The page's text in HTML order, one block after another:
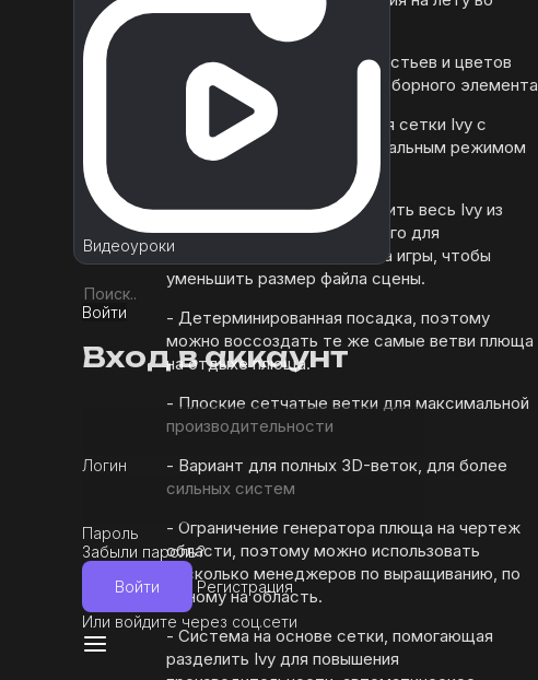
Видеоуроки
Войти
Вход в аккаунт
Логин
Пароль
Забыли пароль?
Войти
Регистрация
Или войдите через соц.сети
время выполнения
- Простая прямая замена листьев и цветов
плюща с помощью любого сборного элемента
- Чрезвычайная оптимизация сетки Ivy с
режимом per stoke или глобальным режимом
- Опция Ungrow, чтобы удалить весь Ivy из
сцены и заново вырастить его для
редактирования или запуска игры, чтобы
уменьшить размер файла сцены.
- Детерминированная посадка, поэтому
можно воссоздать те же самые ветви плюща
на отдыхе плюща.
- Плоские сетчатые ветки для максимальной
производительности
- Вариант для полных 3D-веток, для более
сильных систем
- Ограничение генератора плюща на чертеж
области, поэтому можно использовать
несколько менеджеров по выращиванию, по
одному на область.
- Система на основе сетки, помогающая
разделить Ivy для повышения